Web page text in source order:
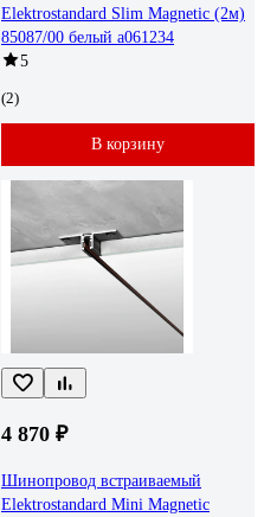
Elektrostandard Slim Magnetic (2м)
85087/00 белый a061234
5
(2)
В корзину
4 870 ₽
Шинопровод встраиваемый
Elektrostandard Mini Magnetic